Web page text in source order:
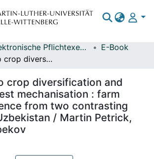
Elektronische Pflichtexemplare
E-Book
Obstacles to crop diversification and cotton harvest mechanisation : farm survey evidence from two contrasting districts in Uzbekistan / Martin Petrick, Nodir Djanibekov
crop diversification and
mechanisation : farm
from two contrasting
/ Martin Petrick,